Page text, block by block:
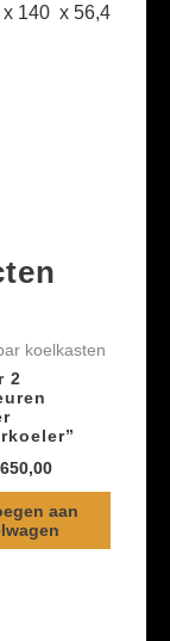
x 140 x 56,4
koelkasten
2
aan